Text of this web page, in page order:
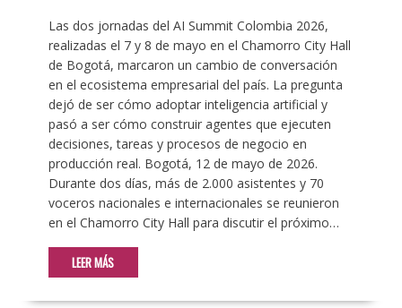
Las dos jornadas del AI Summit Colombia 2026,
realizadas el 7 y 8 de mayo en el Chamorro City Hall
de Bogotá, marcaron un cambio de conversación
en el ecosistema empresarial del país. La pregunta
dejó de ser cómo adoptar inteligencia artificial y
pasó a ser cómo construir agentes que ejecuten
decisiones, tareas y procesos de negocio en
producción real. Bogotá, 12 de mayo de 2026.
Durante dos días, más de 2.000 asistentes y 70
voceros nacionales e internacionales se reunieron
en el Chamorro City Hall para discutir el próximo…
LEER MÁS